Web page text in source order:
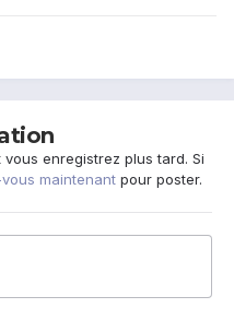
enregistrez plus tard. Si
maintenant pour poster.